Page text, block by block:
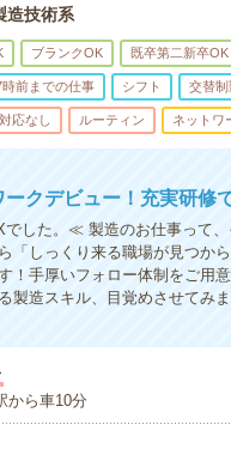
造技術系
ブランクOK 既卒第二新卒OK
時前までの仕事 シフト 交替制
応なし ルーティン ネットワ
クデビュー！充実研修
した。≪ 製造のお仕事って
「しっくり来る職場が見つか
！手厚いフォロー体制をご用
製造スキル、目覚めさせてみ
から車10分